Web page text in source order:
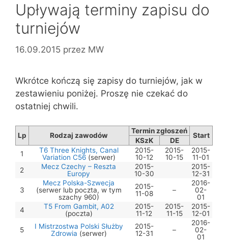
Upływają terminy zapisu do
turniejów
16.09.2015 przez MW
Wkrótce kończą się zapisy do turniejów, jak w
zestawieniu poniżej. Proszę nie czekać do
ostatniej chwili.
Lp Rodzaj zawodów
Termin zgłoszeń
Start
KSzK
DE
1
T6 Three Knights, Canal
Variation C56(serwer)
2015-
10-12
2015-
10-15
2015-
11-01
2
Mecz Czechy – Reszta
Europy
2015-
10-30
2015-
12-31
3
Mecz Polska-Szwecja
(serwer lub poczta, w tym
szachy 960)
2015-
11-08
–
2016-
02-
01
4
T5 From Gambit, A02
(poczta)
2015-
11-12
2015-
11-15
2015-
12-01
5
I Mistrzostwa Polski Służby
Zdrowia (serwer)
2015-
12-31
–
2016-
02-
01